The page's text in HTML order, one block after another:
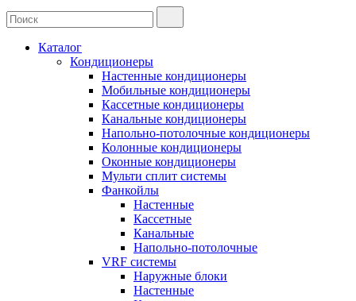
Каталог
Кондиционеры
Настенные кондиционеры
Мобильные кондиционеры
Кассетные кондиционеры
Канальные кондиционеры
Напольно-потолочные кондиционеры
Колонные кондиционеры
Оконные кондиционеры
Мульти сплит системы
Фанкойлы
Настенные
Кассетные
Канальные
Напольно-потолочные
VRF системы
Наружные блоки
Настенные